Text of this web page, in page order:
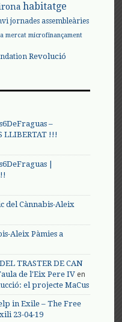
habitatge
jornades assembleàries
mercat microfinançament
Revolució
–
LLIBERTAT !!!
|
del Cànnabis-Aleix
Aleix Pàmies a
TRASTER DE CAN
de l'Eix Pere IV en
el projecte MaCus
in Exile – The Free
23-04-19